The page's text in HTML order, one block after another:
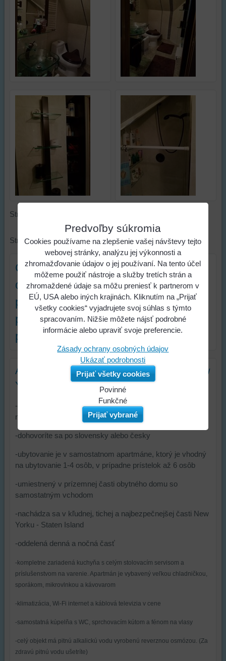
Stránkovanie:
Stránkovanie:
Cena ubytovania jeod 35 euro na
osobu za noc vrátane všetkých
poplatkov. Cena závisí od sezóny,
počtu ubytovaných osôb a dĺžky
pobytu.
Apartmán Ferrina ubytovanie priamo v New
Yorku
-ubytovanie za výbornú cenu, ktorú si môžete dovoliť a
nemusíte mať žiadnu kreditnú kartu
-dohovoríte sa po slovensky alebo česky
-ubytovanie je v samostatnom apartmáne, ktorý je vhodný
na ubytovanie 1-4 osôb, v prípadne prístelok až 6 osôb
-umiestnený v prízemnej časti obytného domu so
samostatným vchodom
-nachádza sa v kľudnej, tichej a najbezpečnejšej časti New
Yorku - Staten Island
-oddelená denná a nočná časť
-kompletne zariadená kuchyňa s celým stolovacím servisom a
príslušenstvom na varenie. Apartmán je vybavený veľkou chladničkou,
sporákom, mikrovlnkou a kávovarom
-klimatizácia, Wi-Fi internet a káblová televizia v cene
-samostatná kúpelňa s WC, sprchovacím kútom a fénom na vlasy
-celý objekt má pitnú alkalickú vodu vyrobenú reverznou osmózou. (Za
zdravú pitnú vodu ušetríte)
Predvoľby súkromia
Cookies používame na zlepšenie vašej návštevy tejto
webovej stránky, analýzu jej výkonnosti a
zhromažďovanie údajov o jej používaní. Na tento účel
môžeme použiť nástroje a služby tretích strán a
zhromaždené údaje sa môžu preniesť k partnerom v
EÚ, USA alebo iných krajinách. Kliknutím na „Prijať
všetky cookies“ vyjadrujete svoj súhlas s týmto
spracovaním. Nižšie môžete nájsť podrobné
informácie alebo upraviť svoje preferencie.
Zásady ochrany osobných údajov
Ukázať podrobnosti
Prijať všetky cookies
Povinné
ukladá
na
vašom
(súbory
cookie
a
úložiská
na
vašej
relácie
a
dosiahnutie
funkčnosti
zážitku
z
Funkčné
údaje
vašom
zariadení
cookie
a
úložiská
prehliadača),
sme
poskytovať
doplnkové
funkcie,
ktoré
váš
z
prehliadania,
Prijať vybrané